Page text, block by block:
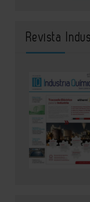
Revista